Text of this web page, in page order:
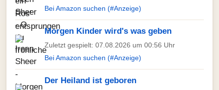
Bei Amazon suchen (#Anzeige)
Morgen Kinder wird's was geben
Zuletzt gespielt: 07.08.2026 um 00:56 Uhr
Bei Amazon suchen (#Anzeige)
Der Heiland ist geboren